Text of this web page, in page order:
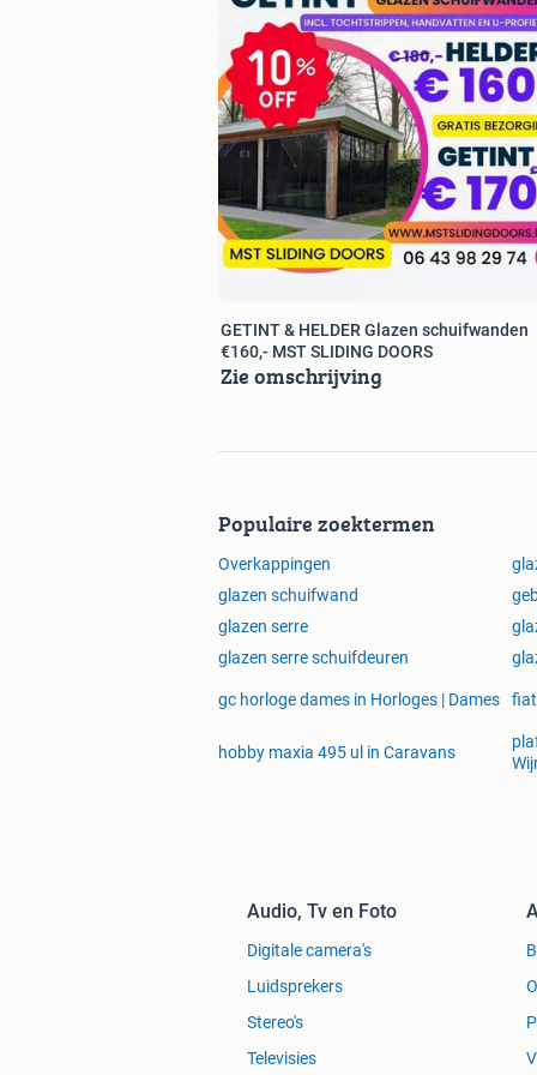
helder glas & getint glas verkrijgbaar!
Vraag eenvoudig en snel een
https:www.mstslidingdoors.nl/offerte-
0643982974
GETINT & HELDER Glazen schuifwanden
€160,- MST SLIDING DOORS
Zie omschrijving
Populaire zoektermen
Overkappingen
glazen schuifwand
glazen serre
glazen serre schuifdeuren
gc horloge dames in Horloges | Dames
hobby maxia 495 ul in Caravans
Audio, Tv en Foto
Digitale camera's
Luidsprekers
Stereo's
Televisies